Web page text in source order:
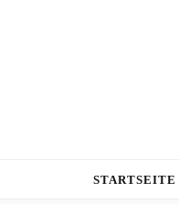
STARTSEITE